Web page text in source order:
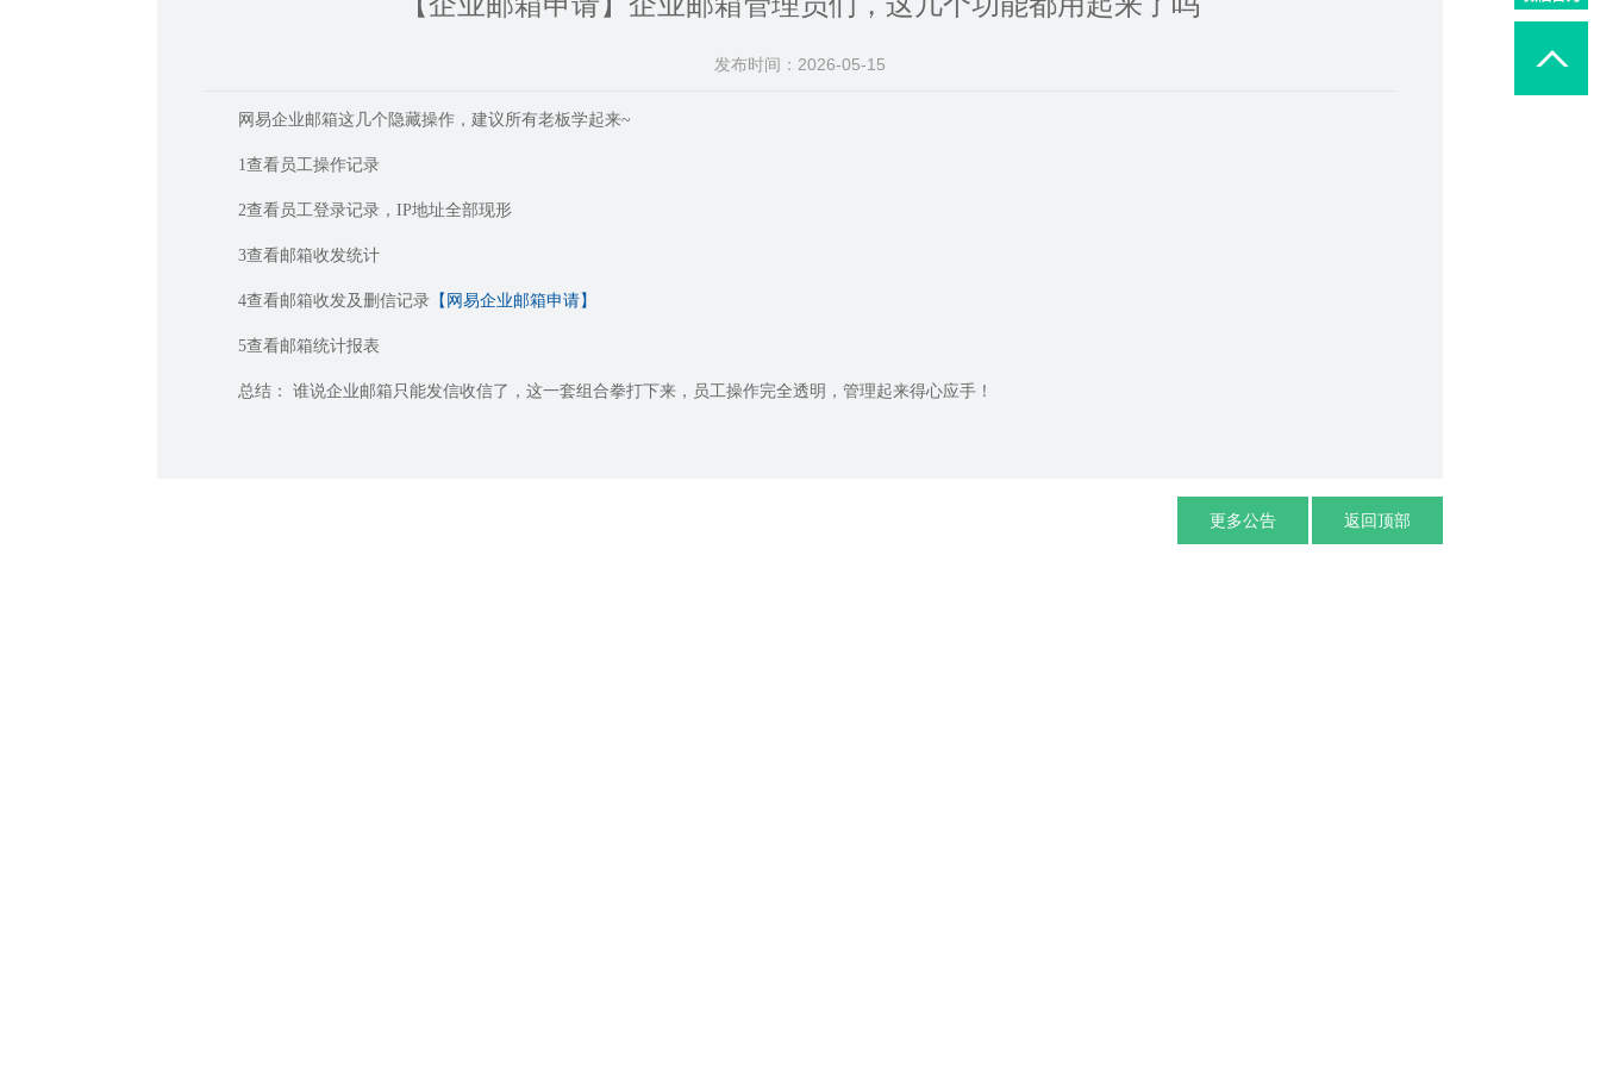
发布时间：2026-05-15
网易企业邮箱这几个隐藏操作，建议所有老板学起来~
1查看员工操作记录
2查看员工登录记录，IP地址全部现形
3查看邮箱收发统计
4查看邮箱收发及删信记录 【网易企业邮箱申请】
5查看邮箱统计报表
总结： 谁说企业邮箱只能发信收信了，这一套组合拳打下来，员工操作完全透明，管理起来得心应手！
更多公告 返回顶部